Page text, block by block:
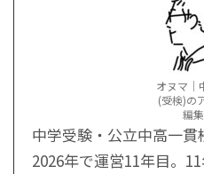
オヌマ｜
(受検)の
編
中学受験・公立中高一貫
2026年で運営11年目。